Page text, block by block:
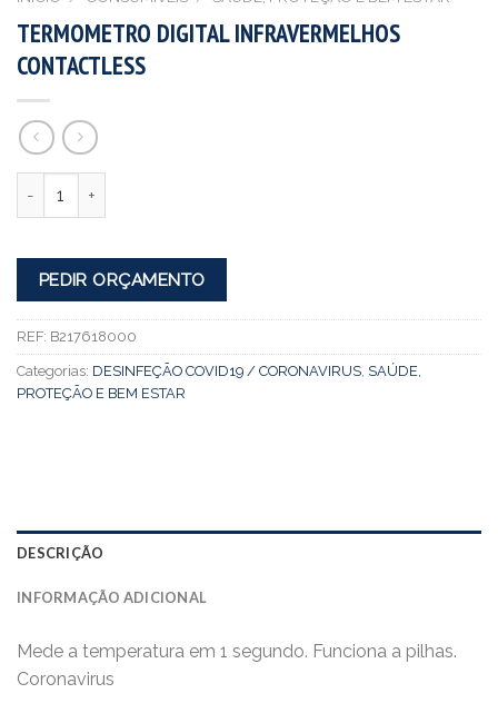
TERMOMETRO DIGITAL INFRAVERMELHOS
CONTACTLESS
PEDIR ORÇAMENTO
REF: B217618000
Categorias: DESINFEÇÃO COVID19 / CORONAVIRUS SAÚDE,
PROTEÇÃO E BEM ESTAR
DESCRIÇÃO
INFORMAÇÃO ADICIONAL
Mede a temperatura em 1 segundo. Funciona a pilhas.
Coronavirus